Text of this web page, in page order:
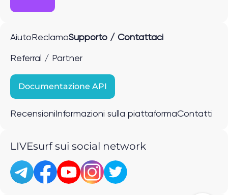
Aiuto ReclamoSupporto / Contattaci
Referral / Partner
Documentazione API
Recensioni Informazioni sulla piattaformaContatti
LIVEsurf sui social network